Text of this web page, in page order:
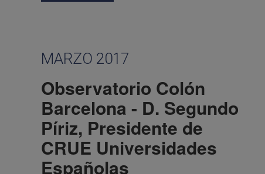
MARZO 2017
Observatorio Colón
Barcelona - D. Segundo
Píriz, Presidente de
CRUE Universidades
Españolas